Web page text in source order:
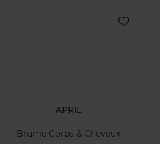
APRIL
Brume Corps & Cheveux